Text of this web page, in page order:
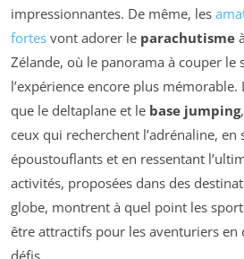
impressionnantes. De même, les
fortes vont adorer le parachutisme
Zélande, où le panorama à couper le
l’expérience encore plus mémorable.
que le deltaplane et le base jumping
ceux qui recherchent l’adrénaline, en
époustouflants et en ressentant
activités, proposées dans des
globe, montrent à quel point les
être attractifs pour les aventuriers en